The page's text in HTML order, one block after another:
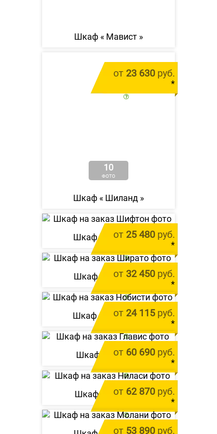
Шкаф « Мавист »
10
ФОТО
от 23 630 руб.
*
Шкаф « Шиланд »
от 25 480 руб.
*
цена за 1 м.п.
Шкаф « Шифтон»
от 32 450 руб.
*
цена за 1 м.п.
Шкаф « Ширато»
от 24 115руб.
*
цена за 1 м.п.
Шкаф « Нобисти »
от 60 690 руб.
*
цена за 1 м.п.
Шкаф « Главис»
от 62 870 руб.
*
цена за 1 м.п.
Шкаф « Ниласи»
от 53 890 руб.